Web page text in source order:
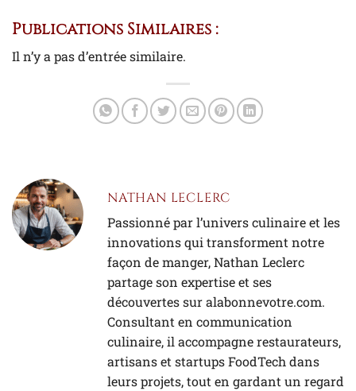
Publications Similaires :
Il n’y a pas d’entrée similaire.
NATHAN LECLERC
Passionné par l’univers culinaire et les
innovations qui transforment notre
façon de manger, Nathan Leclerc
partage son expertise et ses
découvertes sur alabonnevotre.com.
Consultant en communication
culinaire, il accompagne restaurateurs,
artisans et startups FoodTech dans
leurs projets, tout en gardant un regard